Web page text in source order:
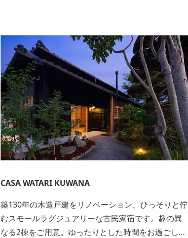
CASA WATARI KUWANA
築130年の木造戸建をリノベーション、ひっそりと佇
むスモールラグジュアリーな古民家宿です。趣の異
なる2棟をご用意。ゆったりとした時間をお過ごしく